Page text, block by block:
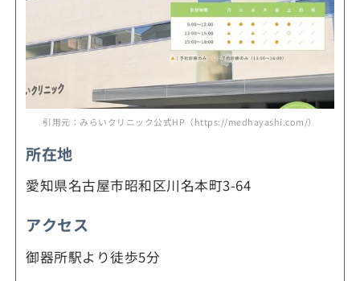
引用元：みらいクリニック公式HP（https://medhayashi.com/）
所在地
愛知県名古屋市昭和区川名本町3-64
アクセス
御器所駅より徒歩5分